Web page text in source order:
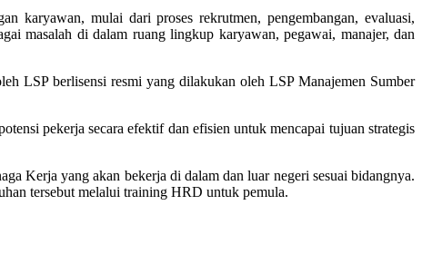
karyawan, mulai dari proses rekrutmen, pengembangan, evaluasi,
masalah di dalam ruang lingkup karyawan, pegawai, manajer, dan
LSP berlisensi resmi yang dilakukan oleh LSP Manajemen Sumber
pekerja secara efektif dan efisien untuk mencapai tujuan strategis
Kerja yang akan bekerja di dalam dan luar negeri sesuai bidangnya.
tersebut melalui training HRD untuk pemula.